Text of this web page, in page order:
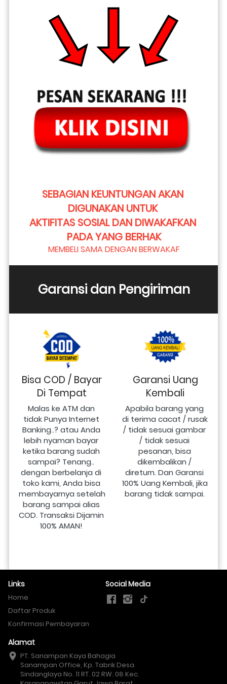
SEBAGIAN KEUNTUNGAN AKAN
DIGUNAKAN UNTUK
AKTIFITAS SOSIAL DAN DIWAKAFKAN
PADA YANG BERHAK
MEMBELI SAMA DENGAN BERWAKAF
Garansi dan Pengiriman
Bisa COD / Bayar
Di Tempat
Malas ke ATM dan
tidak Punya Internet
Banking..? atau Anda
lebih nyaman bayar
ketika barang sudah
sampai? Tenang..
dengan berbelanja di
toko kami, Anda bisa
membayarnya setelah
barang sampai alias
COD. Transaksi Dijamin
100% AMAN!
Garansi Uang
Kembali
Apabila barang yang
di terima cacat / rusak
/ tidak sesuai gambar
/ tidak sesuai
pesanan, bisa
dikembalikan /
direturn. Dan Garansi
100% Uang Kembali, jika
barang tidak sampai.
Links
Home
Daftar Produk
Konfirmasi Pembayaran
Social Media
Alamat
PT. Sanampan Kaya Bahagia
Sanampan Office, Kp. Tabrik Desa
Sindanglaya No. 11 RT. 02 RW. 08 Kec.